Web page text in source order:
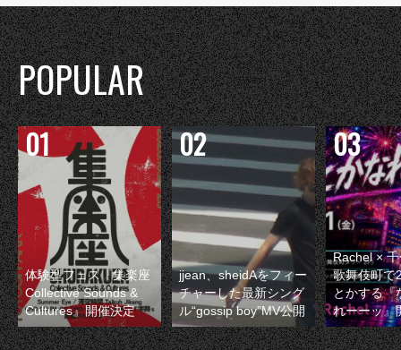
POPULAR
体験型フェス『集楽座
Collective Sounds &
Cultures』開催決定
jjean、sheidAをフィー
チャーした最新シング
ル“gossip boy”MV公開
Rachel ×
歌舞伎町で
とかする『
れーーッ』